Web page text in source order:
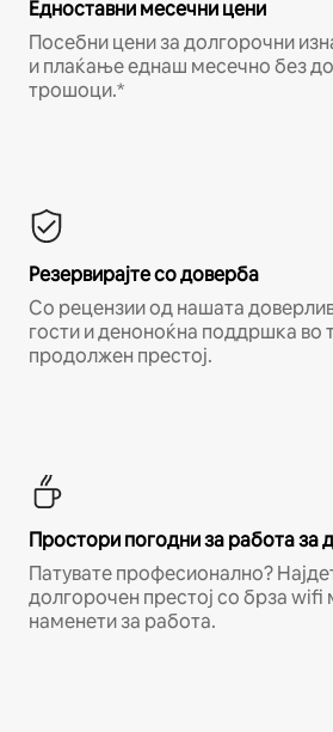
Едноставни месечни цени
Посебни цени за долгорочни
и плаќање еднаш месечно без
трошоци.*
Резервирајте со доверба
Со рецензии од нашата
гости и деноноќна поддршка во
продолжен престој.
Простори погодни за работа за
Патувате професионално?
долгорочен престој со брза
наменети за работа.